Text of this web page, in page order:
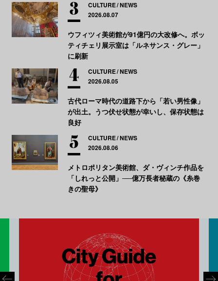
CULTURE NEWS
2026.08.07
ウフィツィ美術館が91億円の大改修へ。ボッ
ティチェリ展示室は「ルネサンス・グレー」
に刷新
CULTURE NEWS
2026.08.05
古代ローマ時代の道路下から「若い男性像」
が出土。うつ伏せ状態が幸いし、保存状態は
良好
CULTURE NEWS
2026.08.06
メトロポリタン美術館、ダ・ヴィンチ作品を
「しれっと公開」──億万長者秘蔵の《糸巻
きの聖母》